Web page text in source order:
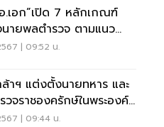
.เอก”เปิด 7 หลักเกณฑ์
ายพลตำรวจ ตามแนว
.
| 09:52 น.
ล้าฯ แต่งตั้งนายทหาร และ
วจราชองครักษ์ในพระองค์
| 09:44 น.